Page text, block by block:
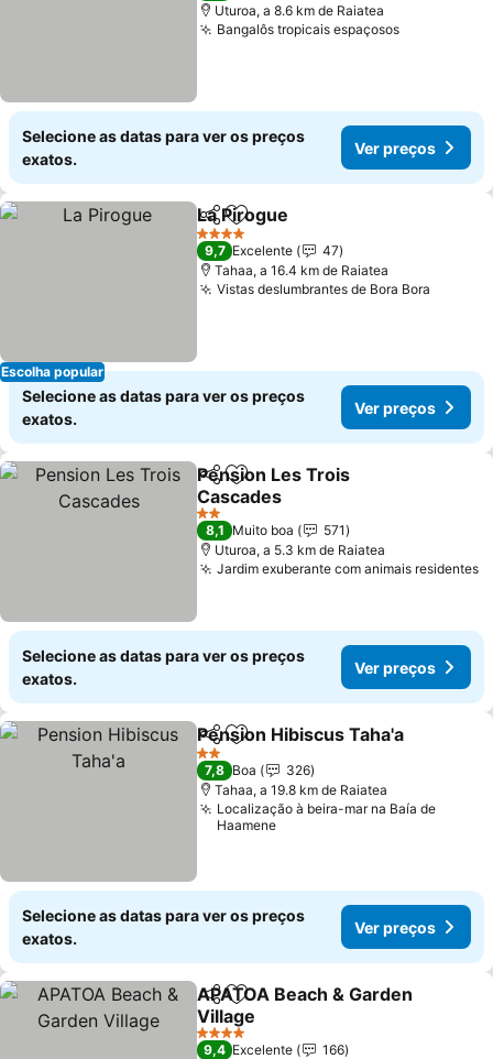
Uturoa, a 8.6 km de Raiatea
Bangalôs tropicais espaçosos
Selecione as datas para ver os preços
exatos.
Ver preços
Escolha popular
PartilharAdicionar aos favoritos
La Pirogue
4 Estrelas
9,7 Excelente
47
Tahaa, a 16.4 km de Raiatea
Vistas deslumbrantes de Bora Bora
Selecione as datas para ver os preços
exatos.
Ver preços
PartilharAdicionar aos favoritos
Pension Les Trois
Cascades
2 Estrelas
8,1 Muito boa
571
Uturoa, a 5.3 km de Raiatea
Jardim exuberante com animais residentes
Selecione as datas para ver os preços
exatos.
Ver preços
PartilharAdicionar aos favoritos
Pension Hibiscus Taha'a
2 Estrelas
7,8 Boa
326
Tahaa, a 19.8 km de Raiatea
Localização à beira-mar na Baía de
Haamene
Selecione as datas para ver os preços
exatos.
Ver preços
PartilharAdicionar aos favoritos
APATOA Beach & Garden
Village
4 Estrelas
9,4 Excelente
166